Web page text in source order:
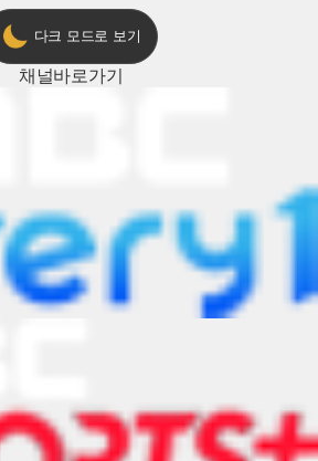
다크 모드로 보기
채널바로가기